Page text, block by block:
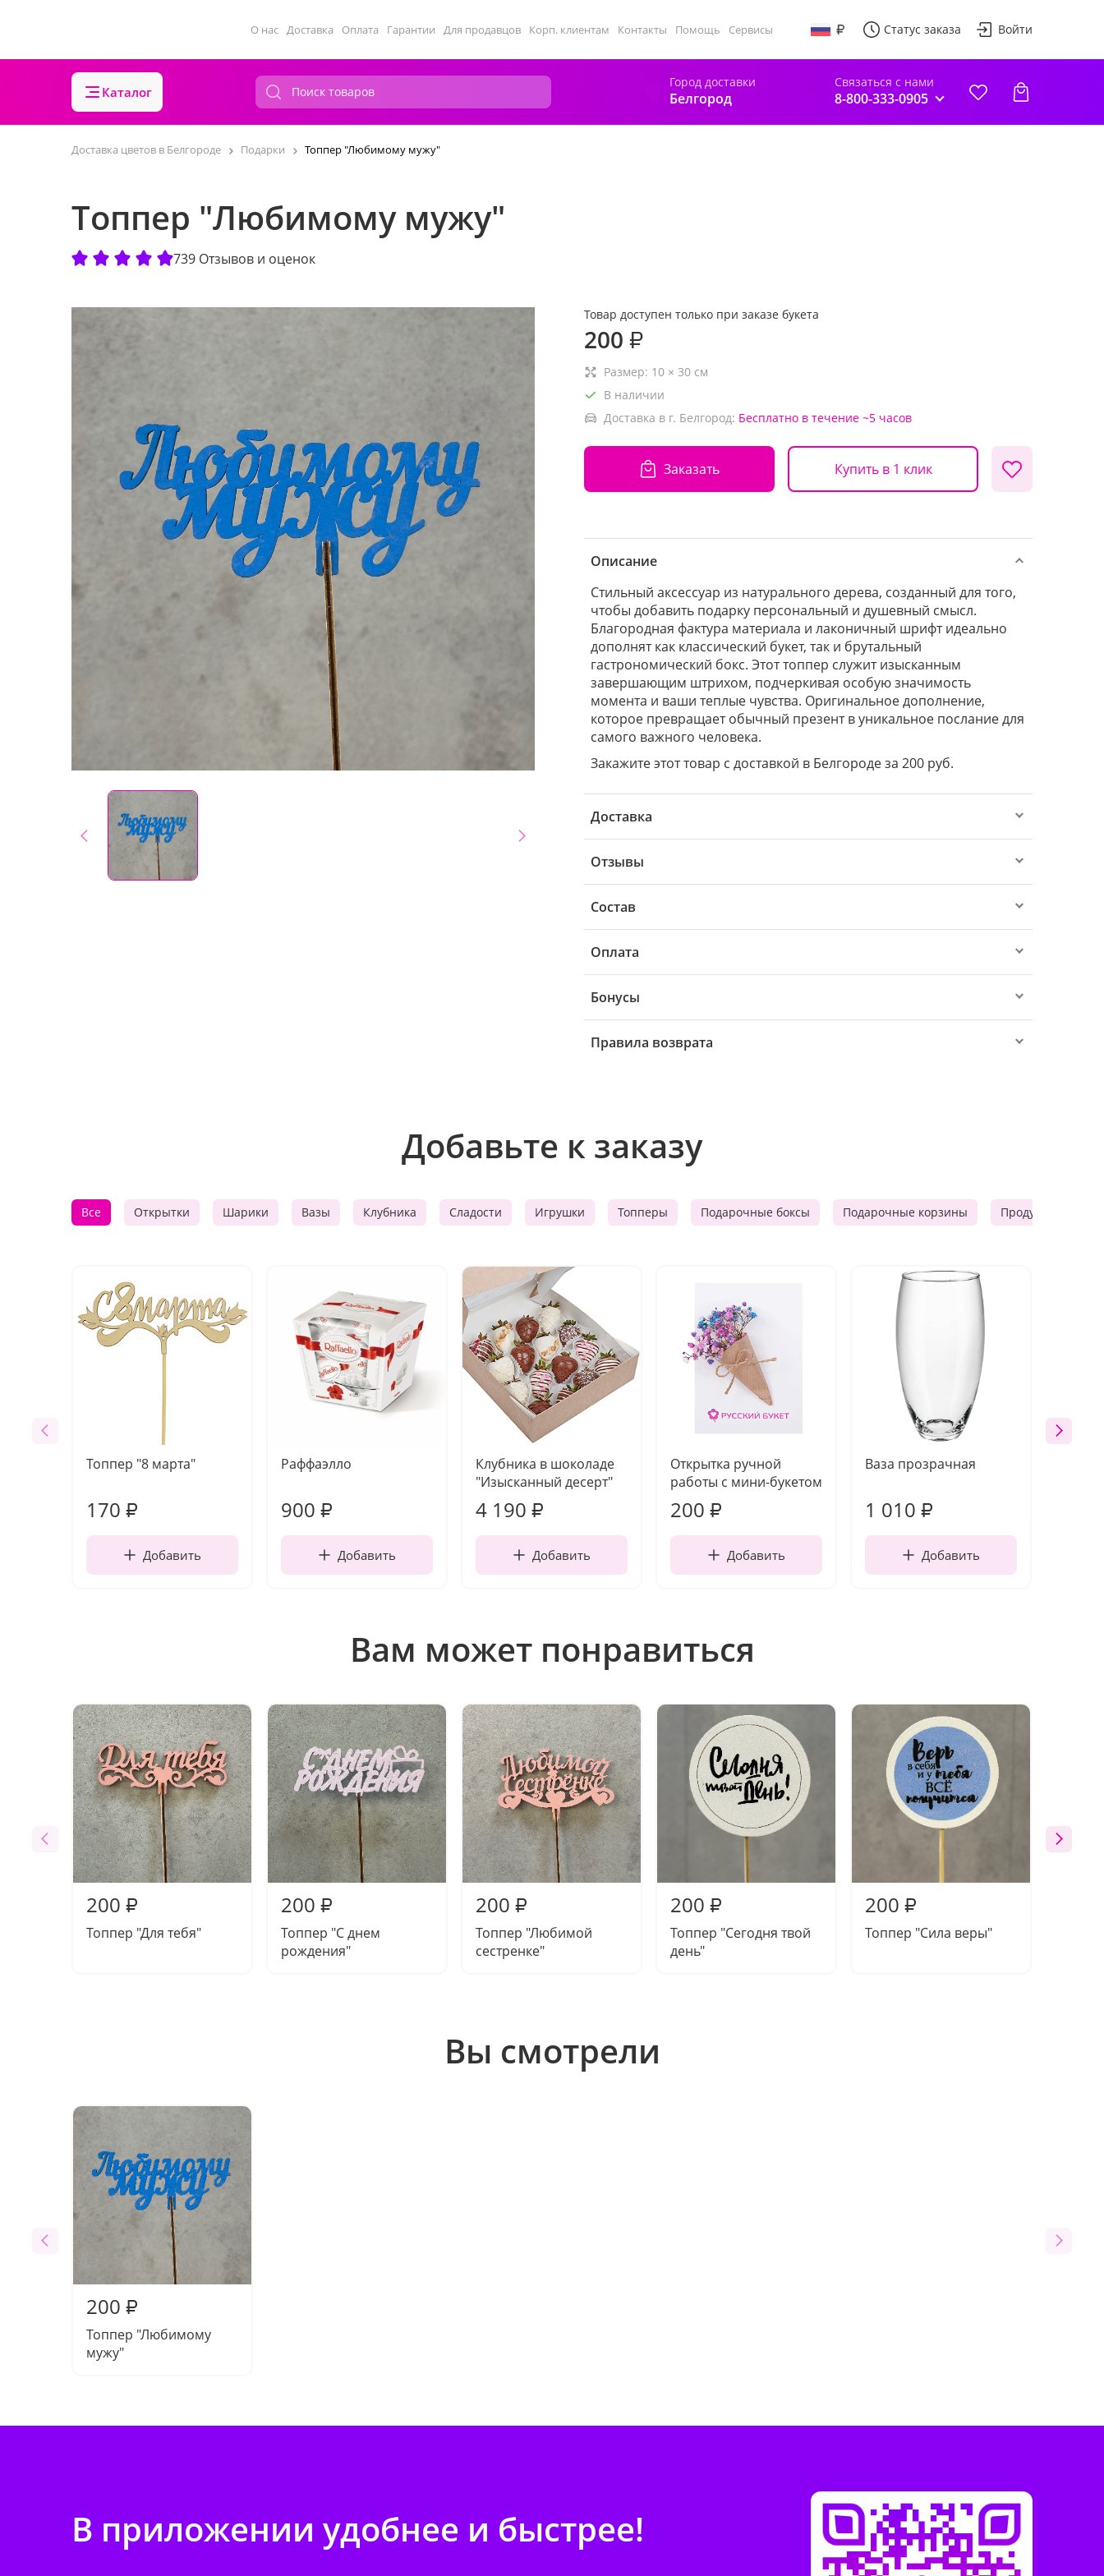
О нас Доставка Оплата Гарантии Для продавцов Корп. клиентам Контакты Помощь Сервисы Статус заказа Войти
Каталог
Город доставки
Белгород
Связаться с нами
8-800-333-0905
Доставка цветов в Белгороде Подарки Топпер "Любимому мужу"
Топпер "Любимому мужу"
739 Отзывов и оценок
Товар доступен только при заказе букета
200 ₽
Размер: 10 × 30 см
В наличии
Доставка в г. Белгород: Бесплатно в течение ~5 часов
Заказать Купить в 1 клик
Описание
Стильный аксессуар из натурального дерева, созданный для того,
чтобы добавить подарку персональный и душевный смысл.
Благородная фактура материала и лаконичный шрифт идеально
дополнят как классический букет, так и брутальный
гастрономический бокс. Этот топпер служит изысканным
завершающим штрихом, подчеркивая особую значимость
момента и ваши теплые чувства. Оригинальное дополнение,
которое превращает обычный презент в уникальное послание для
самого важного человека.
Закажите этот товар с доставкой в Белгороде за 200 руб.
Доставка
Отзывы
Состав
Оплата
Бонусы
Правила возврата
Добавьте к заказу
Все Открытки Шарики Вазы Клубника Сладости Игрушки Топперы Подарочные боксы Подарочные корзины Продуктовые
Топпер "8 марта"
170 ₽
Добавить
Раффаэлло
900 ₽
Добавить
Клубника в шоколаде
"Изысканный десерт"
4 190 ₽
Добавить
Открытка ручной
работы с мини-букетом
200 ₽
Добавить
Ваза прозрачная
1 010 ₽
Добавить
Вам может понравиться
200 ₽
Топпер "Для тебя"
200 ₽
Топпер "С днем
рождения"
200 ₽
Топпер "Любимой
сестренке"
200 ₽
Топпер "Сегодня твой
день"
200 ₽
Топпер "Сила веры"
Вы смотрели
200 ₽
Топпер "Любимому
мужу"
В приложении удобнее и быстрее!